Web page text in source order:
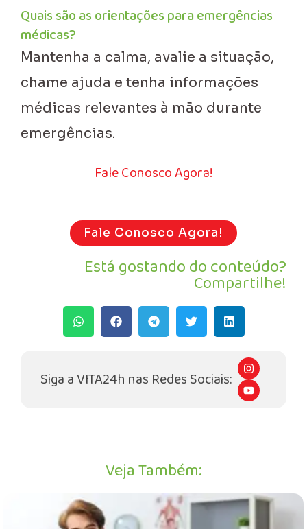
Quais são as orientações para emergências
médicas?
Mantenha a calma, avalie a situação,
chame ajuda e tenha informações
médicas relevantes à mão durante
emergências.
Fale Conosco Agora!
Fale Conosco Agora!
Está gostando do conteúdo?
Compartilhe!
Siga a VITA24h nas Redes Sociais:
I
n
s
t
a
Y
o
u
Veja Também: